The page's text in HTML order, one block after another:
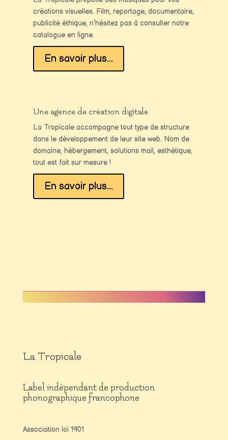
créations visuelles. Film, reportage, documentaire,
publicité éthique, n’hésitez pas à consulter notre
catalogue en ligne.
En savoir plus...
Une agence de création digitale
La Tropicale accompagne tout type de structure
dans le développement de leur site web. Nom de
domaine, hébergement, solutions mail, esthétique,
tout est fait sur mesure !
En savoir plus...
La Tropicale
Label indépendant de production
phonographique francophone
Association loi 1901